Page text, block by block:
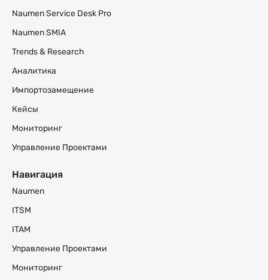
Naumen Service Desk Pro
Naumen SMIA
Trends & Research
Аналитика
Импортозамещение
Кейсы
Мониторинг
Управление Проектами
Навигация
Naumen
ITSM
ITAM
Управление Проектами
Мониторинг